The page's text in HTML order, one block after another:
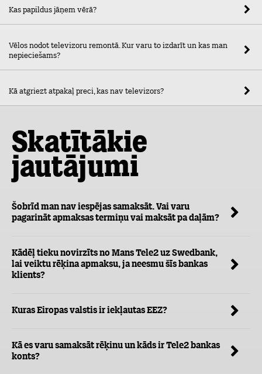
Kas papildus jāņem vērā?
Vēlos nodot televizoru remontā. Kur varu to izdarīt un kas man
nepieciešams?
Kā atgriezt atpakaļ preci, kas nav televizors?
Skatītākie
jautājumi
Šobrīd man nav iespējas samaksāt. Vai varu
pagarināt apmaksas termiņu vai maksāt pa daļām?
Kādēļ tieku novirzīts no Mans Tele2 uz Swedbank,
lai veiktu rēķina apmaksu, ja neesmu šīs bankas
klients?
Kuras Eiropas valstis ir iekļautas EEZ?
Kā es varu samaksāt rēķinu un kāds ir Tele2 bankas
konts?